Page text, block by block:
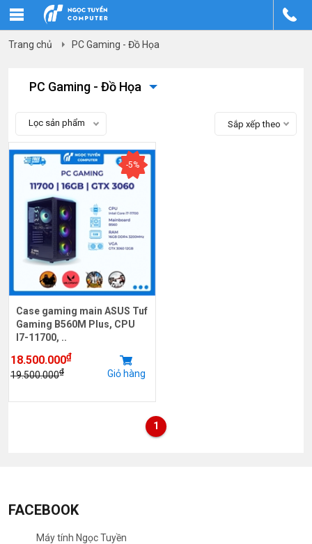
Trang chủ PC Gaming - Đồ Họa
PC Gaming - Đồ Họa
Lọc sản phẩm Sắp xếp theo
-5%
Case gaming main ASUS Tuf
Gaming B560M Plus, CPU
I7-11700, ..
18.500.000₫
19.500.000₫ Giỏ hàng
1
FACEBOOK
Máy tính Ngọc Tuyền